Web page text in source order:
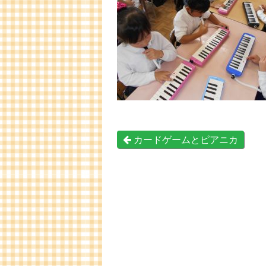
カードゲームとピアニカ